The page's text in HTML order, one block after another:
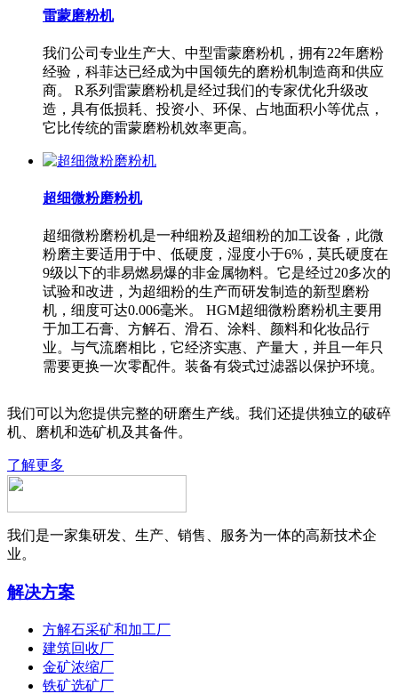
雷蒙磨粉机
我们公司专业生产大、中型雷蒙磨粉机，拥有22年磨粉
经验，科菲达已经成为中国领先的磨粉机制造商和供应
商。 R系列雷蒙磨粉机是经过我们的专家优化升级改
造，具有低损耗、投资小、环保、占地面积小等优点，
它比传统的雷蒙磨粉机效率更高。
超细微粉磨粉机
超细微粉磨粉机是一种细粉及超细粉的加工设备，此微
粉磨主要适用于中、低硬度，湿度小于6%，莫氏硬度在
9级以下的非易燃易爆的非金属物料。它是经过20多次的
试验和改进，为超细粉的生产而研发制造的新型磨粉
机，细度可达0.006毫米。 HGM超细微粉磨粉机主要用
于加工石膏、方解石、滑石、涂料、颜料和化妆品行
业。与气流磨相比，它经济实惠、产量大，并且一年只
需要更换一次零配件。装备有袋式过滤器以保护环境。
我们可以为您提供完整的研磨生产线。我们还提供独立的破碎
机、磨机和选矿机及其备件。
了解更多
我们是一家集研发、生产、销售、服务为一体的高新技术企
业。
解决方案
方解石采矿和加工厂
建筑回收厂
金矿浓缩厂
铁矿选矿厂